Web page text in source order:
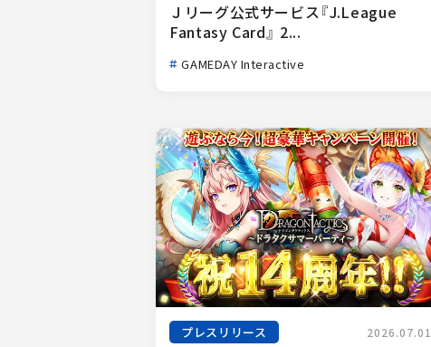
Ｊリーグ公式サービス『J.League
Fantasy Card』 2...
GAMEDAY Interactive
プレスリリース 2026.07.01